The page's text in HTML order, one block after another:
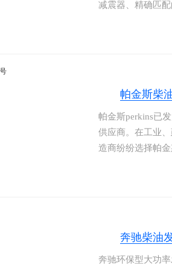
减震器、精确匹
帕金斯柴
帕金斯perkins已
供应商。在工业
造商纷纷选择帕
奔驰柴油
奔驰环保型大功